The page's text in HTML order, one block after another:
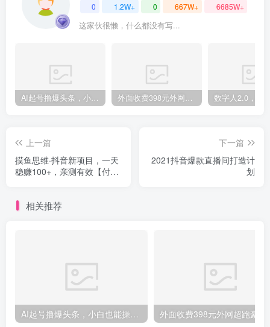
0 1.2W+ 0 667W+ 6685W+
这家伙很懒，什么都没有写...
AI起号撸爆头条，小白也能操作，日入2000+ 外面收费398元外网超跑豪车汽车视频搬运至快手抖音上热门项目
上一篇
摸鱼思维·抖音新项目，一天
稳赚100+，亲测有效【付费
下一篇
2021抖音爆款直播间打造计
划
相关推荐
AI起号撸爆头条，小白也能操作，日入2000+